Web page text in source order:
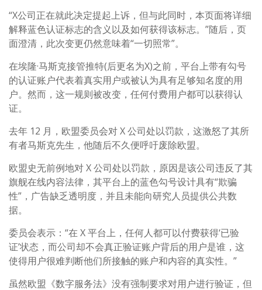
“X公司正在就此决定提起上诉，但与此同时，本页面将详细
解释蓝色认证标志的含义以及如何获得该标志。”随后，页
面澄清，此次变更仍然意味着“一切照常”。
在埃隆·马斯克接管推特(后更名为X)之前，平台上带有勾号
的认证账户代表着真实用户或被认为具有足够知名度的用
户。然而，这一规则被改变，任何付费用户都可以获得认
证。
去年 12 月，欧盟委员会对 X 公司处以罚款，这激怒了其所
有者马斯克先生，他随后不久便呼吁废除欧盟。
欧盟史无前例地对 X 公司处以罚款，原因是该公司违反了其
旗舰在线内容法律，其平台上的蓝色勾号设计具有“欺骗
性”，广告缺乏透明度，并且未能向研究人员提供公共数
据。
委员会表示：“在 X 平台上，任何人都可以付费获得‘已验
证’状态，而公司却不会真正验证账户背后的用户是谁，这
使得用户很难判断他们所接触的账户和内容的真实性。”
虽然欧盟《数字服务法》没有强制要求对用户进行验证，但